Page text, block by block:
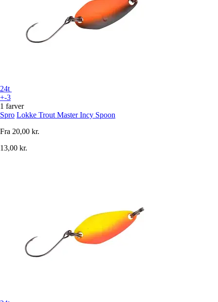
24t
+-3
1 farver
Spro Lokke Trout Master Incy Spoon
Fra 20,00 kr.
13,00 kr.